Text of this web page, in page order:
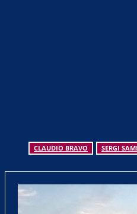
CLAUDIO BRAVO SERGI